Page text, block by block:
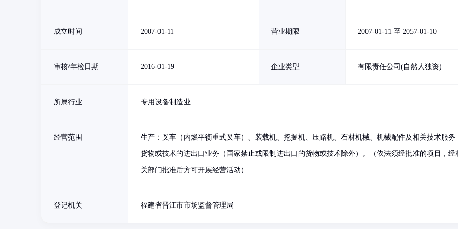
成立时间 2007-01-11 营业期限 2007-01-11 至 2057-01-10
审核/年检日期 2016-01-19 企业类型 有限责任公司(自然人独资)
所属行业 专用设备制造业
经营范围 生产：叉车（内燃平衡重式叉车）、装载机、挖掘机、压路机、石材机械、机械配件及相关技术服务
货物或技术的进出口业务（国家禁止或限制进出口的货物或技术除外）。（依法须经批准的项目，经
关部门批准后方可开展经营活动）
登记机关 福建省晋江市市场监督管理局